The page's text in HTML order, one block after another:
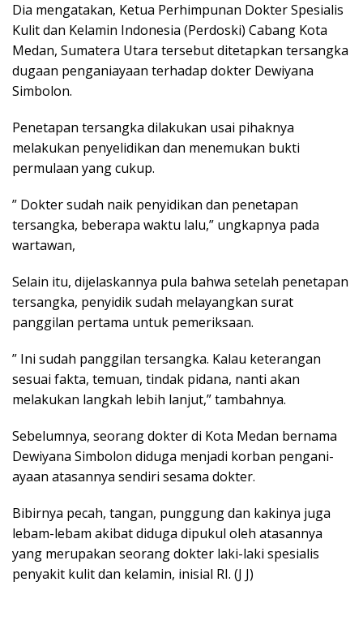
Dia mengatakan, Ketua Perhimpunan Dokter Spesialis
Kulit dan Kelamin Indonesia (Perdoski) Cabang Kota
Medan, Sumatera Utara tersebut ditetapkan tersangka
dugaan penganiayaan terhadap dokter Dewiyana
Simbolon.
Penetapan tersangka dilakukan usai pihaknya
melakukan penyelidikan dan menemukan bukti
permulaan yang cukup.
” Dokter sudah naik penyidikan dan penetapan
tersangka, beberapa waktu lalu,” ungkapnya pada
wartawan,
Selain itu, dijelaskannya pula bahwa setelah penetapan
tersangka, penyidik sudah melayangkan surat
panggilan pertama untuk pemeriksaan.
” Ini sudah panggilan tersangka. Kalau keterangan
sesuai fakta, temuan, tindak pidana, nanti akan
melakukan langkah lebih lanjut,” tambahnya.
Sebelumnya, seorang dokter di Kota Medan bernama
Dewiyana Simbolon diduga menjadi korban pengani-
ayaan atasannya sendiri sesama dokter.
Bibirnya pecah, tangan, punggung dan kakinya juga
lebam-lebam akibat diduga dipukul oleh atasannya
yang merupakan seorang dokter laki-laki spesialis
penyakit kulit dan kelamin, inisial RI. (J J)